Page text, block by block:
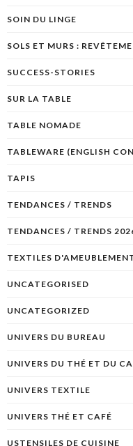
SOIN DU LINGE
SOLS ET MURS :
SUCCESS-STORIES
SUR LA TABLE
TABLE NOMADE
TABLEWARE (ENGLISH
TAPIS
TENDANCES / TRENDS
TENDANCES / TRENDS
TEXTILES
UNCATEGORISED
UNCATEGORIZED
UNIVERS DU BUREAU
UNIVERS DU THÉ ET DU
UNIVERS TEXTILE
UNIVERS THÉ ET CAFÉ
USTENSILES DE CUISINE